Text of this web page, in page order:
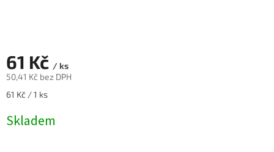
61 Kč / ks
50,41 Kč bez DPH
Měrná
61 Kč / 1 ks
Skladem